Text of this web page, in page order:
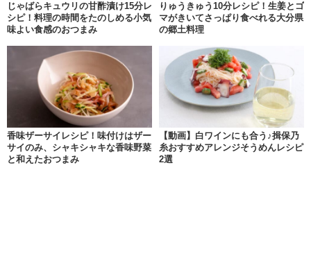
じゃばらキュウリの甘酢漬け15分レ
シピ！料理の時間をたのしめる小気
味よい食感のおつまみ
りゅうきゅう10分レシピ！生姜とゴ
マがきいてさっぱり食べれる大分県
の郷土料理
香味ザーサイレシピ！味付けはザー
サイのみ、シャキシャキな香味野菜
と和えたおつまみ
【動画】白ワインにも合う♪揖保乃
糸おすすめアレンジそうめんレシピ
2選